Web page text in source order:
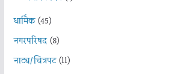
धार्मिक(45)
नगरपरिषद(8)
नाट्य/चित्रपट(11)